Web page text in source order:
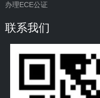
办理ECE公证
联系我们